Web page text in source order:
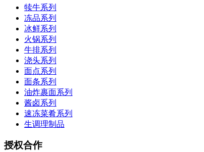
犊牛系列
冻品系列
冰鲜系列
火锅系列
牛排系列
浇头系列
面点系列
面条系列
油炸裹面系列
酱卤系列
速冻菜肴系列
生调理制品
授权合作